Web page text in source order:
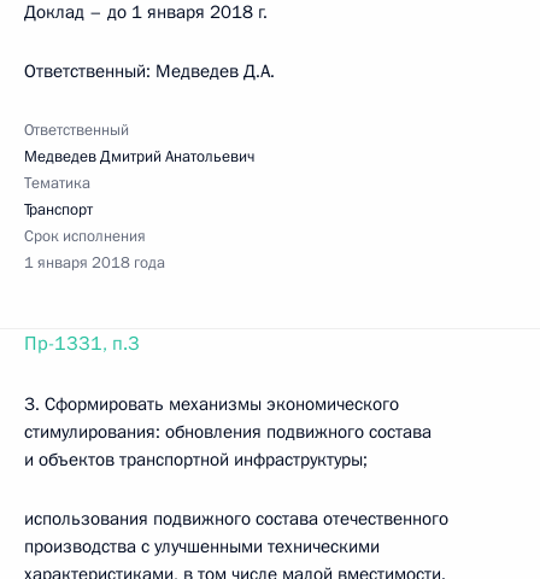
Доклад – до 1 января 2018 г.
Ответственный: Медведев Д.А.
Ответственный
Медведев Дмитрий Анатольевич
Тематика
Транспорт
Срок исполнения
1 января 2018 года
Пр-1331, п.3
3. Сформировать механизмы экономического
стимулирования: обновления подвижного состава
и объектов транспортной инфраструктуры;
использования подвижного состава отечественного
производства с улучшенными техническими
характеристиками, в том числе малой вместимости.